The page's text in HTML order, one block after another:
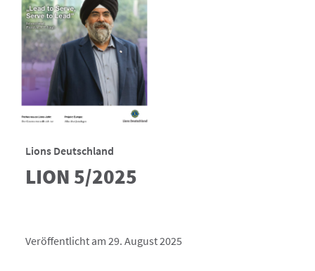
Lions Deutschland
LION 5/2025
Veröffentlicht am 29. August 2025